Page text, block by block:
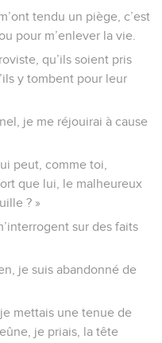
tendu un piège, c’est
pour m’enlever la vie.
qu’ils soient pris
y tombent pour leur
je me réjouirai à cause
peut, comme toi,
que lui, le malheureux
? »
sur des faits
je suis abandonné de
mettais une tenue de
je priais, la tête